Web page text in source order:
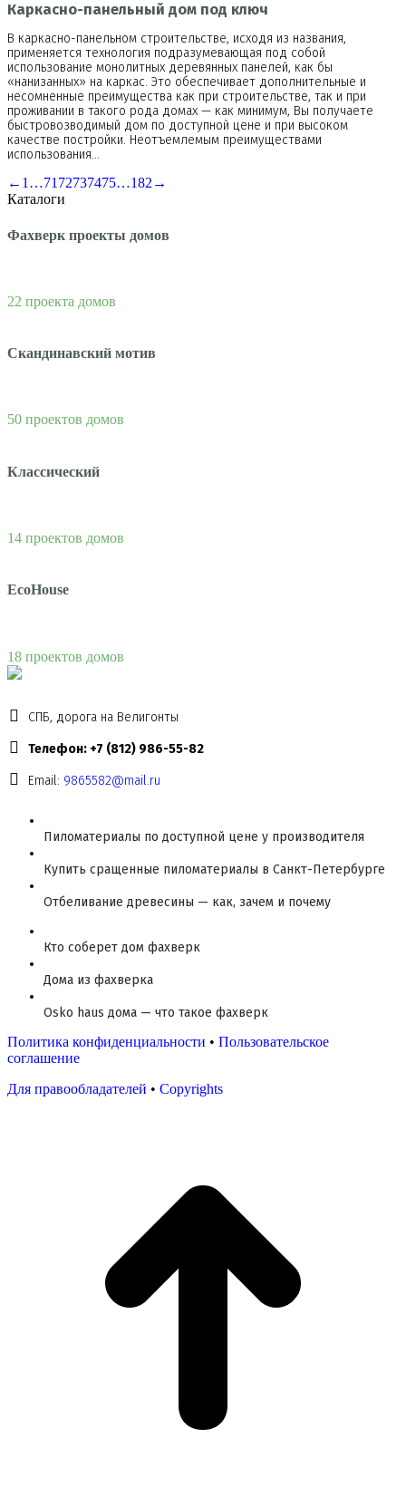
Каркасно-панельный дом под ключ
В каркасно-панельном строительстве, исходя из названия,
применяется технология подразумевающая под собой
использование монолитных деревянных панелей, как бы
«нанизанных» на каркас. Это обеспечивает дополнительные и
несомненные преимущества как при строительстве, так и при
проживании в такого рода домах — как минимум, Вы получаете
быстровозводимый дом по доступной цене и при высоком
качестве постройки. Неотъемлемым преимуществами
использования…
← 1 …71 72737475…182 →
Каталоги
Фахверк проекты домов
22 проекта домов
Скандинавский мотив
50 проектов домов
Классический
14 проектов домов
EcoHouse
18 проектов домов
СПБ, дорога на Велигонты
Телефон: +7 (812) 986-55-82
Email: 9865582@mail.ru
Пиломатериалы по доступной цене у производителя
Купить сращенные пиломатериалы в Санкт-Петербурге
Отбеливание древесины — как, зачем и почему
Кто соберет дом фахверк
Дома из фахверка
Osko haus дома — что такое фахверк
Политика конфиденциальности • Пользовательское
соглашение
Для правообладателей • Copyrights